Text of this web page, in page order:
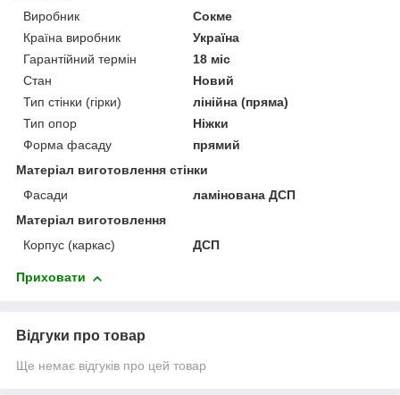
Виробник
Сокме
Країна виробник
Україна
Гарантійний термін
18 міс
Стан
Новий
Тип стінки (гірки)
лінійна (пряма)
Тип опор
Ніжки
Форма фасаду
прямий
Матеріал виготовлення стінки
Фасади
ламінована ДСП
Матеріал виготовлення
Корпус (каркас)
ДСП
Приховати
Відгуки про товар
Ще немає відгуків про цей товар